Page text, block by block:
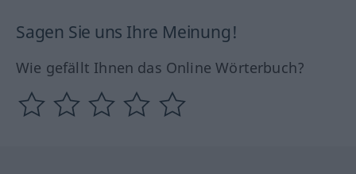
Sagen Sie uns Ihre Meinung!
Wie gefällt Ihnen das Online Wörterbuch?